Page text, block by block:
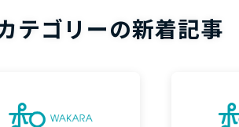
テゴリーの新着記事